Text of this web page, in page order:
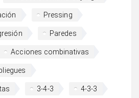
Pressing
Paredes
Acciones combinativas
3-4-3 4-3-3